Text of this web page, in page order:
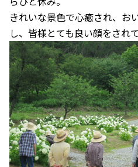
きれいな景色で心癒され、お
し、皆様とても良い顔をされ